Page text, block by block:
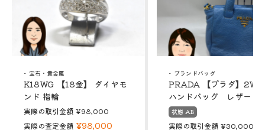
宝石・貴金属
K18WG 【18金】 ダイヤモ
ンド 指輪
実際の取引金額 ¥98,000
実際の査定金額 ¥98,000
ブランドバッグ
PRADA 【プラダ】
ハンドバッグ レザー
状態 AB
実際の取引金額 ¥30,000